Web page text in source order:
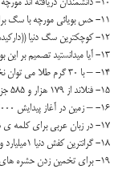
10- دانشمندان دريافته اند مورچه ها هم مانند انسان ها صبح ها خميازه ميکشند
11- حس بويائي مورچه با سگ برابري ميکند
12- کوچکترين سگ دنيا ((دارکيده پتز بورگ)) نام دارد که 600 گرم وزن دارد
13- آيا ميدانستيد تصميم بر اين بود که کوکا کولا به عنوان دارو استفاده شود؟
14- – با 30 گرم طلا مي توان نخي به طول 81 کيلومتر درست کرد
15- فنلاند از 179 هزار و 585 جزيره تشکيل شده است!
16- – زمين در آغاز پيدايش 2000 بار بزرگتر از حجم کنوني بود
17- در زبان عربي براي کلمه ي شمشير 850 واژه ي مختلف وجود دارد
18- گرانترين کفش دنيا 1ميليارد و 700 ميليون تومان است!!